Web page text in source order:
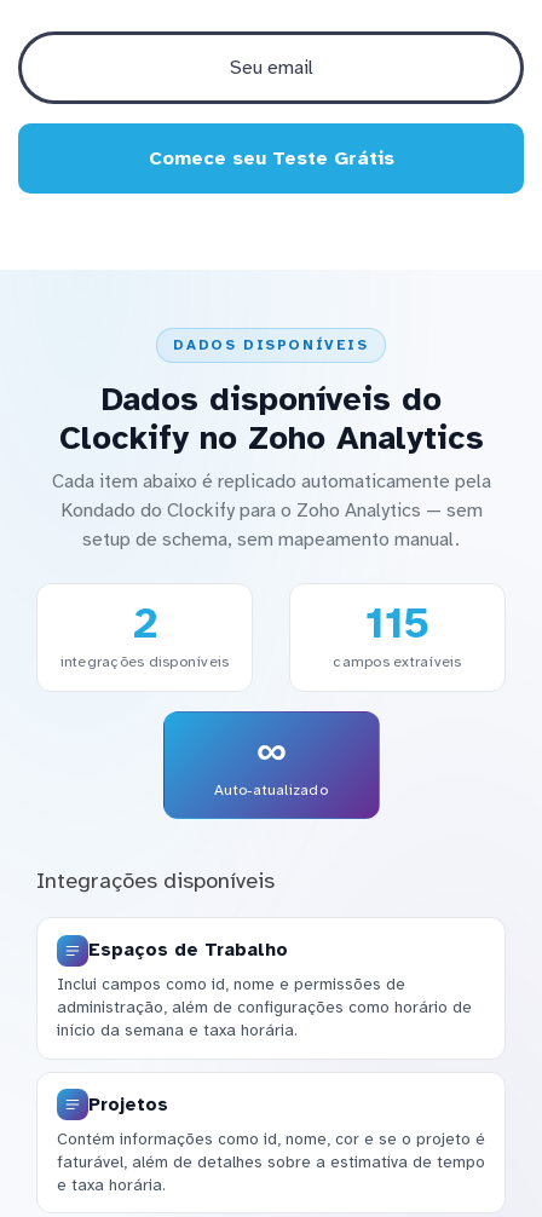
Comece seu Teste Grátis
DADOS DISPONÍVEIS
Dados disponíveis do
Clockify no Zoho Analytics
Cada item abaixo é replicado automaticamente pela
Kondado do Clockify para o Zoho Analytics — sem
setup de schema, sem mapeamento manual.
2
integrações disponíveis
115
campos extraíveis
∞
Auto-atualizado
Integrações disponíveis
Espaços de Trabalho
Inclui campos como id, nome e permissões de
administração, além de configurações como horário de
início da semana e taxa horária.
Projetos
Contém informações como id, nome, cor e se o projeto é
faturável, além de detalhes sobre a estimativa de tempo
e taxa horária.